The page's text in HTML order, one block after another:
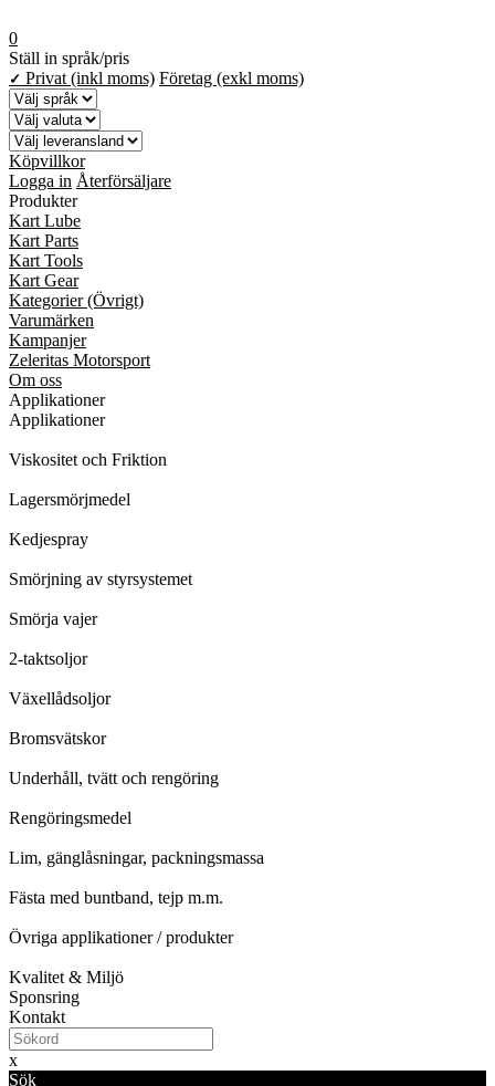
0
Ställ in språk/pris
✓ Privat (inkl moms) Företag (exkl moms)
Köpvillkor
Logga in Återförsäljare
Produkter
Kart Lube
Kart Parts
Kart Tools
Kart Gear
Kategorier (Övrigt)
Varumärken
Kampanjer
Zeleritas Motorsport
Om oss
Applikationer
Applikationer
Viskositet och Friktion
Lagersmörjmedel
Kedjespray
Smörjning av styrsystemet
Smörja vajer
2-taktsoljor
Växellådsoljor
Bromsvätskor
Underhåll, tvätt och rengöring
Rengöringsmedel
Lim, gänglåsningar, packningsmassa
Fästa med buntband, tejp m.m.
Övriga applikationer / produkter
Kvalitet & Miljö
Sponsring
Kontakt
x
Sök